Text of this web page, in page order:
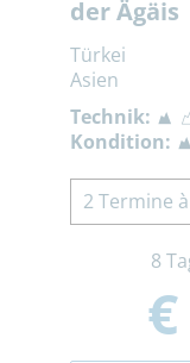
der Ägäis
Türkei
Asien
Technik:
Kondition:
2 Termine
8